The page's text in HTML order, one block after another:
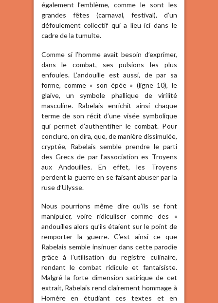
également l’emblème, comme le sont les
grandes fêtes (carnaval, festival), d’un
défoulement collectif qui a lieu ici dans le
cadre de la tumulte.
Comme si l’homme avait besoin d’exprimer,
dans le combat, ses pulsions les plus
enfouies. L’andouille est aussi, de par sa
forme, comme « son épée » (ligne 10), le
glaive, un symbole phallique de virilité
masculine. Rabelais enrichit ainsi chaque
terme de son récit d’une visée symbolique
qui permet d’authentifier le combat. Pour
conclure, on dira, que, de manière dissimulée,
cryptée, Rabelais semble prendre le parti
des Grecs de par l’association es Troyens
aux Andouilles. En effet, les Troyens
perdent la guerre en se faisant abuser par la
ruse d’Ulysse.
Nous pourrions même dire qu’ils se font
manipuler, voire ridiculiser comme des «
andouilles alors qu’ils étaient sur le point de
remporter la guerre. C’est ainsi ce que
Rabelais semble insinuer dans cette parodie
grâce à l’utilisation du registre culinaire,
rendant le combat ridicule et fantaisiste.
Malgré la forte dimension satirique de cet
extrait, Rabelais rend clairement hommage à
Homère en étudiant ces textes et en